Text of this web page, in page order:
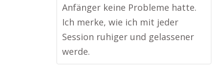
Anfänger keine Probleme hatte.
Ich merke, wie ich mit jeder
Session ruhiger und gelassener
werde.